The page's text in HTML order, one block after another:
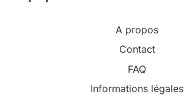
A propos
Contact
FAQ
Informations légales